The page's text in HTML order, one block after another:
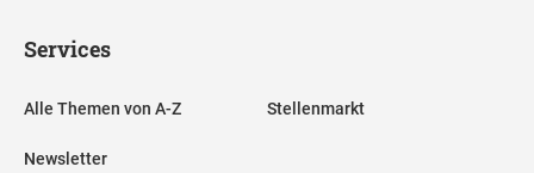
Services
Alle Themen von A-Z
Newsletter
Stellenmarkt